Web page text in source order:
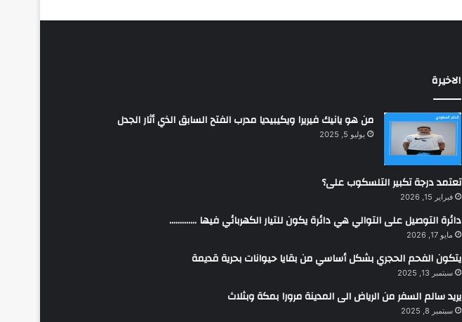
الاخيرة
من هو يانيك فيريرا ويكيبيديا مدرب الفتح السابق الذي أثار الجدل
يوليو 5, 2025
تعتمد درجة تكبير التلسكوب على؟
فبراير 15, 2026
دائرة التوصيل على التوالي هي دائرة يكون للتيار الكهربائي فيها ………….
مايو 17, 2026
يتكون الفحم الحجري بشكل أساسي من بقايا حيوانات بحرية قديمة
سبتمبر 13, 2025
يريد سالم السفر من الرياض الى المدينة مرورا بمكة وبثلاث
سبتمبر 8, 2025